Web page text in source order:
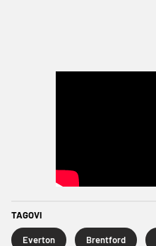
TAGOVI
Everton Brentford